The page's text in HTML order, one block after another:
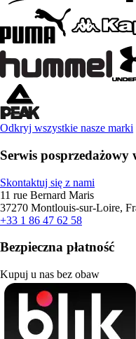
Odkryj wszystkie nasze marki
Serwis posprzedażowy
Skontaktuj się z nami
11 rue Bernard Maris
37270 Montlouis-sur-Loire,
+33 1 86 47 62 58
Bezpieczna płatność
Kupuj u nas bez obaw